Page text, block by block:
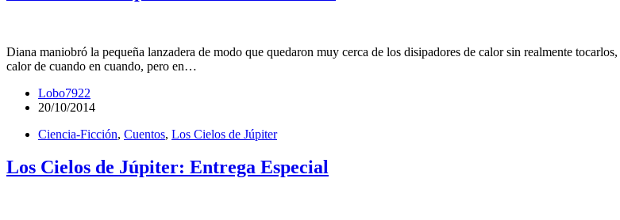
Diana maniobró la pequeña lanzadera de modo que quedaron muy cerca de los disipadores de calor sin realmente
calor de cuando en cuando, pero en…
Lobo7922
20/10/2014
Ciencia-Ficción, Cuentos, Los Cielos de Júpiter
Los Cielos de Júpiter: Entrega Especial